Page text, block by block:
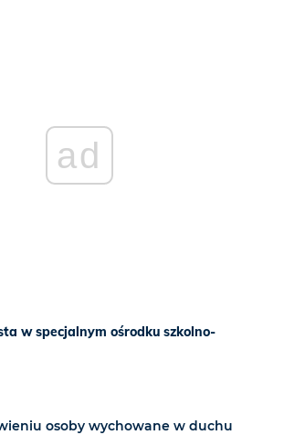
ad
w specjalnym ośrodku szkolno-
osoby wychowane w duchu